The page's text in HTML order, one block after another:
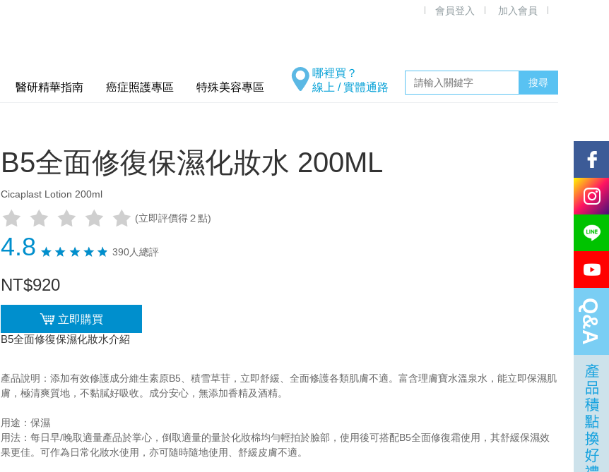
會員登入 加入會員
醫研精華指南 癌症照護專區 特殊美容專區 線上 / 實體通路
B5全面修復保濕化妝水 200ML
Cicaplast Lotion 200ml
(立即評價得２點)
4.8 390人總評
NT$920
立即購買
B5全面修復保濕化妝水介紹
產品說明：添加有效修護成分維生素原B5、積雪草苷，立即舒緩、全面修護各類肌膚不適。富含理膚寶水溫泉水，能立即保濕肌
膚，極清爽質地，不黏膩好吸收。成分安心，無添加香精及酒精。
用途：保濕
用法：每日早/晚取適量產品於掌心，倒取適量的量於化妝棉均勻輕拍於臉部，使用後可搭配B5全面修復霜使用，其舒緩保濕效
果更佳。可作為日常化妝水使用，亦可隨時隨地使用、舒緩皮膚不適。
Q&A